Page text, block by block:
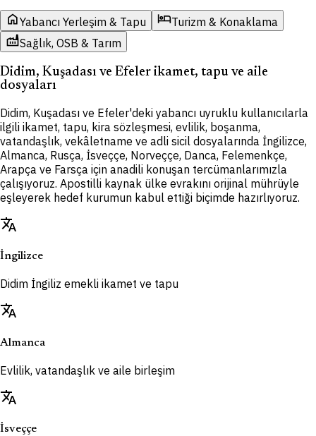
homeYabancı Yerleşim & Tapu hotelTurizm & Konaklama
factorySağlık, OSB & Tarım
Didim, Kuşadası ve Efeler ikamet, tapu ve aile
dosyaları
Didim, Kuşadası ve Efeler'deki yabancı uyruklu kullanıcılarla
ilgili ikamet, tapu, kira sözleşmesi, evlilik, boşanma,
vatandaşlık, vekâletname ve adli sicil dosyalarında İngilizce,
Almanca, Rusça, İsveççe, Norveççe, Danca, Felemenkçe,
Arapça ve Farsça için anadili konuşan tercümanlarımızla
çalışıyoruz. Apostilli kaynak ülke evrakını orijinal mührüyle
eşleyerek hedef kurumun kabul ettiği biçimde hazırlıyoruz.
translate
İngilizce
Didim İngiliz emekli ikamet ve tapu
translate
Almanca
Evlilik, vatandaşlık ve aile birleşim
translate
İsveççe